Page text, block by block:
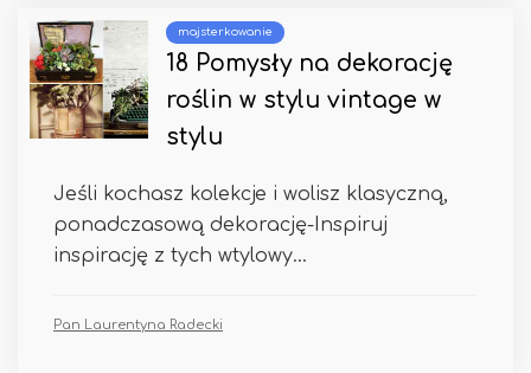
majsterkowanie
18 Pomysły na dekorację
roślin w stylu vintage w
stylu
Jeśli kochasz kolekcje i wolisz klasyczną,
ponadczasową dekorację-Inspiruj
inspirację z tych wtylowy...
Pan Laurentyna Radecki